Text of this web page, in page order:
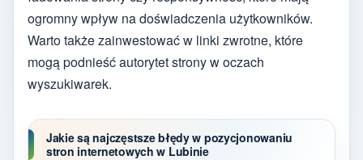
ogromny wpływ na doświadczenia użytkowników.
Warto także zainwestować w linki zwrotne, które
mogą podnieść autorytet strony w oczach
wyszukiwarek.
Jakie są najczęstsze błędy w pozycjonowaniu
stron internetowych w Lubinie